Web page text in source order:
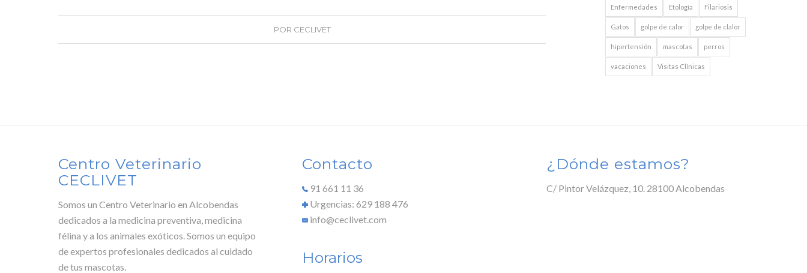
POR CECLIVET
Enfermedades Etología Filariosis
Gatos golpe de calor golpe de clalor
hipertensión mascotas perros
vacaciones Visitas Clínicas
Centro Veterinario
CECLIVET
Somos un Centro Veterinario en Alcobendas
dedicados a la medicina preventiva, medicina
félina y a los animales exóticos. Somos un equipo
de expertos profesionales dedicados al cuidado
de tus mascotas.
Contacto
91 661 11 36
Urgencias: 629 188 476
info@ceclivet.com
Horarios
¿Dónde estamos?
C/ Pintor Velázquez, 10. 28100 Alcobendas